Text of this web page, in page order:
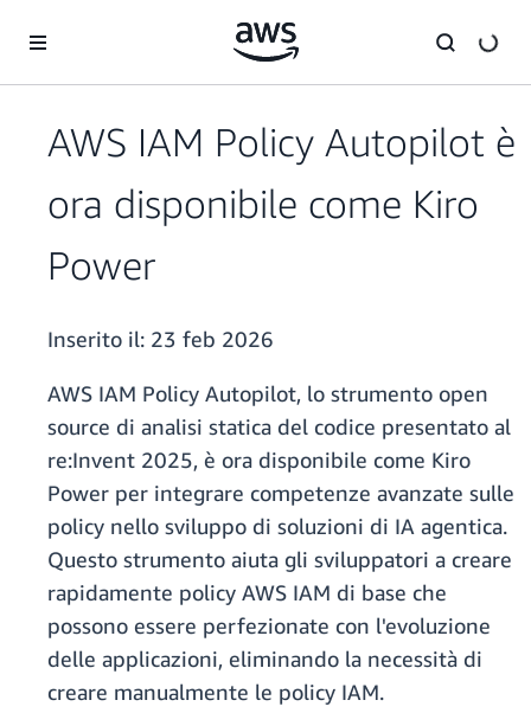
AWS IAM Policy Autopilot è
ora disponibile come Kiro
Power
Inserito il: 23 feb 2026
AWS IAM Policy Autopilot, lo strumento open
source di analisi statica del codice presentato al
re:Invent 2025, è ora disponibile come Kiro
Power per integrare competenze avanzate sulle
policy nello sviluppo di soluzioni di IA agentica.
Questo strumento aiuta gli sviluppatori a creare
rapidamente policy AWS IAM di base che
possono essere perfezionate con l'evoluzione
delle applicazioni, eliminando la necessità di
creare manualmente le policy IAM.